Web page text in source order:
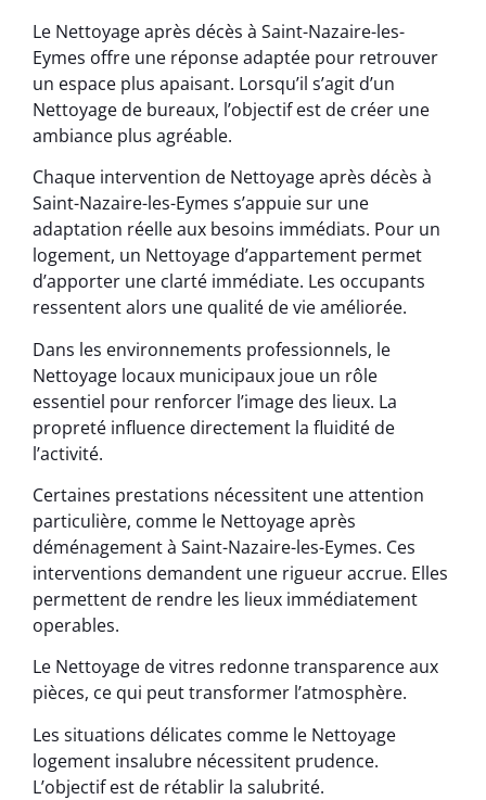
Le Nettoyage après décès à Saint-Nazaire-les-
Eymes offre une réponse adaptée pour retrouver
un espace plus apaisant. Lorsqu’il s’agit d’un
Nettoyage de bureaux, l’objectif est de créer une
ambiance plus agréable.
Chaque intervention de Nettoyage après décès à
Saint-Nazaire-les-Eymes s’appuie sur une
adaptation réelle aux besoins immédiats. Pour un
logement, un Nettoyage d’appartement permet
d’apporter une clarté immédiate. Les occupants
ressentent alors une qualité de vie améliorée.
Dans les environnements professionnels, le
Nettoyage locaux municipaux joue un rôle
essentiel pour renforcer l’image des lieux. La
propreté influence directement la fluidité de
l’activité.
Certaines prestations nécessitent une attention
particulière, comme le Nettoyage après
déménagement à Saint-Nazaire-les-Eymes. Ces
interventions demandent une rigueur accrue. Elles
permettent de rendre les lieux immédiatement
operables.
Le Nettoyage de vitres redonne transparence aux
pièces, ce qui peut transformer l’atmosphère.
Les situations délicates comme le Nettoyage
logement insalubre nécessitent prudence.
L’objectif est de rétablir la salubrité.